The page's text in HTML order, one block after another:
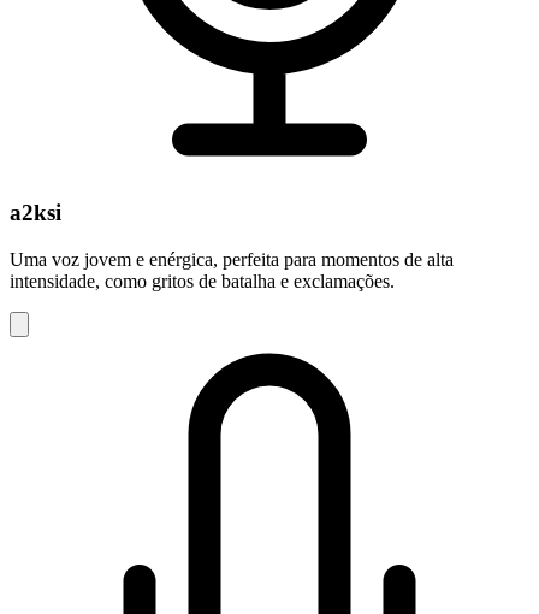
a2ksi
Uma voz jovem e enérgica, perfeita para momentos de alta
intensidade, como gritos de batalha e exclamações.